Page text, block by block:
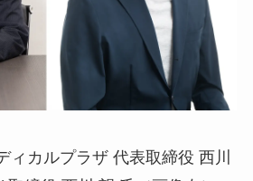
ィカルプラザ 代表取締役 西川